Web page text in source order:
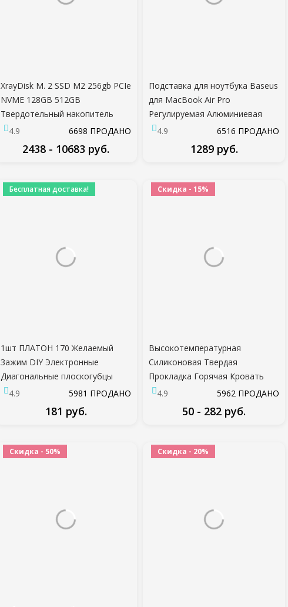
XrayDisk M. 2 SSD M2 256gb PCIe
NVME 128GB 512GB
Твердотельный накопитель
2280 Внутренний Жесткий диск
HDD для Ноутбука Desktop
4.9 6698 ПРОДАНО
2438 - 10683 руб.
Подставка для ноутбука Baseus
для MacBook Air Pro
Регулируемая Алюминиевая
Подставка для Ноутбука
Складная Портативная
Подставка для Ноутбука
4.9 6516 ПРОДАНО
1289 руб.
Бесплатная доставка!
1шт ПЛАТОН 170 Желаемый
Зажим DIY Электронные
Диагональные плоскогубцы
Боковая Резка Кусачки
Проволока Резак 3D принтер
запчасти Бесплатная Доставка
4.9 5981 ПРОДАНО
181 руб.
Скидка - 15%
Высокотемпературная
Силиконовая Твердая
Прокладка Горячая Кровать
Выравнивающая Колонна Для
CR-10 CR10S Ender-3 PRO Prusa
I3 3D-Принтеры Запчасти
4.9 5962 ПРОДАНО
50 - 282 руб.
Скидка - 50% Скидка - 20%